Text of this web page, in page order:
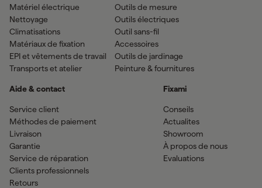
Matériel électrique
Nettoyage
Climatisations
Matériaux de fixation
EPI et vêtements de travail
Transports et atelier
Outils de mesure
Outils électriques
Outil sans-fil
Accessoires
Outils de jardinage
Peinture & fournitures
Aide & contact
Service client
Méthodes de paiement
Livraison
Garantie
Service de réparation
Clients professionnels
Retours
Fixami
Conseils
Actualites
Showroom
À propos de nous
Evaluations